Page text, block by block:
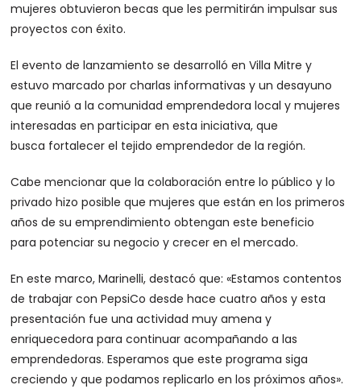
mujeres obtuvieron becas que les permitirán impulsar sus
proyectos con éxito.
El evento de lanzamiento se desarrolló en Villa Mitre y
estuvo marcado por charlas informativas y un desayuno
que reunió a la comunidad emprendedora local y mujeres
interesadas en participar en esta iniciativa, que
busca fortalecer el tejido emprendedor de la región.
Cabe mencionar que la colaboración entre lo público y lo
privado hizo posible que mujeres que están en los primeros
años de su emprendimiento obtengan este beneficio
para potenciar su negocio y crecer en el mercado.
En este marco, Marinelli, destacó que: «Estamos contentos
de trabajar con PepsiCo desde hace cuatro años y esta
presentación fue una actividad muy amena y
enriquecedora para continuar acompañando a las
emprendedoras. Esperamos que este programa siga
creciendo y que podamos replicarlo en los próximos años».